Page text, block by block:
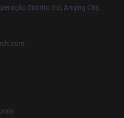
Distrito Sul, Anqing City,